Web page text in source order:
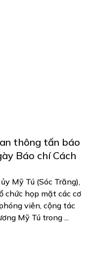
thông tấn báo
Báo chí Cách
Mỹ Tú (Sóc Trăng),
chức họp mặt các cơ
viên, cộng tác
Mỹ Tú trong ...